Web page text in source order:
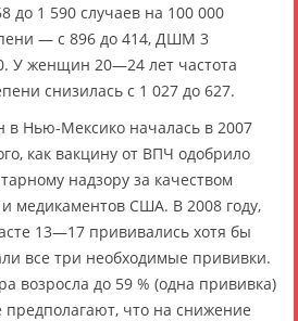
до 1 590 случаев на 100 000
— с 896 до 414, ДШМ 3
У женщин 20—24 лет частота
снизилась с 1 027 до 627.
Нью-Мексико началась в 2007
как вакцину от ВПЧ одобрило
надзору за качеством
медикаментов США. В 2008 году,
13—17 прививались хотя бы
все три необходимые прививки.
возросла до 59 % (одна прививка)
что на снижение